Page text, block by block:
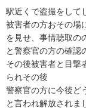
駅近くで盗撮をして
被害者の方おその場
を見せ、事情聴取の
と警察官の方の確認
その後被害者と目撃
られその後
警察官の方に今後ど
と言われ解放されま